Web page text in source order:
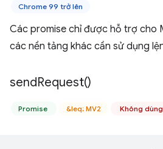
Chrome 99 trở lên
Các promise chỉ được hỗ trợ cho
các nền tảng khác cần sử dụng
sendRequest()
Promise &leq; MV2 Không